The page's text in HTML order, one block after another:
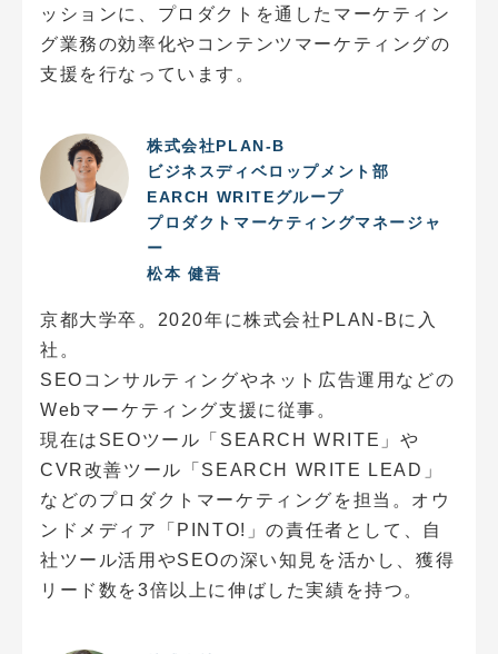
ッションに、プロダクトを通したマーケティン
グ業務の効率化やコンテンツマーケティングの
支援を行なっています。
株式会社PLAN-B
ビジネスディベロップメント部
EARCH WRITEグループ
プロダクトマーケティングマネージャ
ー
松本 健吾
京都大学卒。2020年に株式会社PLAN-Bに入
社。
SEOコンサルティングやネット広告運用などの
Webマーケティング支援に従事。
現在はSEOツール「SEARCH WRITE」や
CVR改善ツール「SEARCH WRITE LEAD」
などのプロダクトマーケティングを担当。オウ
ンドメディア「PINTO!」の責任者として、自
社ツール活用やSEOの深い知見を活かし、獲得
リード数を3倍以上に伸ばした実績を持つ。